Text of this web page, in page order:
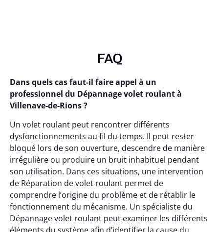
FAQ
Dans quels cas faut-il faire appel à un
professionnel du Dépannage volet roulant à
Villenave-de-Rions ?
Un volet roulant peut rencontrer différents
dysfonctionnements au fil du temps. Il peut rester
bloqué lors de son ouverture, descendre de manière
irrégulière ou produire un bruit inhabituel pendant
son utilisation. Dans ces situations, une intervention
de Réparation de volet roulant permet de
comprendre l’origine du problème et de rétablir le
fonctionnement du mécanisme. Un spécialiste du
Dépannage volet roulant peut examiner les différents